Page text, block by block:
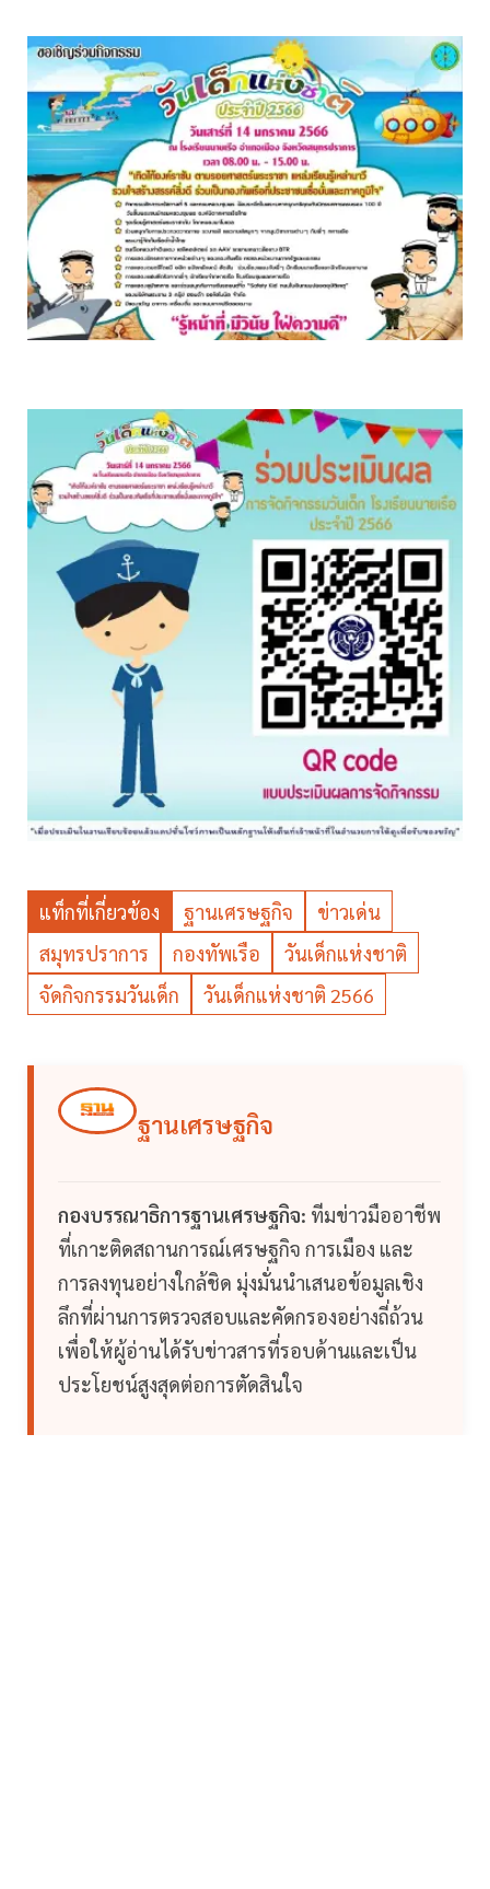
แท็กที่เกี่ยวข้อง ฐานเศรษฐกิจ
ข่าวเด่น
สมุทรปราการ
กองทัพเรือ
วันเด็กแห่งชาติ
จัดกิจกรรมวันเด็ก
วันเด็กแห่งชาติ 2566
ฐานเศรษฐกิจ
กองบรรณาธิการฐานเศรษฐกิจ: ทีมข่าวมืออาชีพ
ที่เกาะติดสถานการณ์เศรษฐกิจ การเมือง และ
การลงทุนอย่างใกล้ชิด มุ่งมั่นนำเสนอข้อมูลเชิง
ลึกที่ผ่านการตรวจสอบและคัดกรองอย่างถี่ถ้วน
เพื่อให้ผู้อ่านได้รับข่าวสารที่รอบด้านและเป็น
ประโยชน์สูงสุดต่อการตัดสินใจ